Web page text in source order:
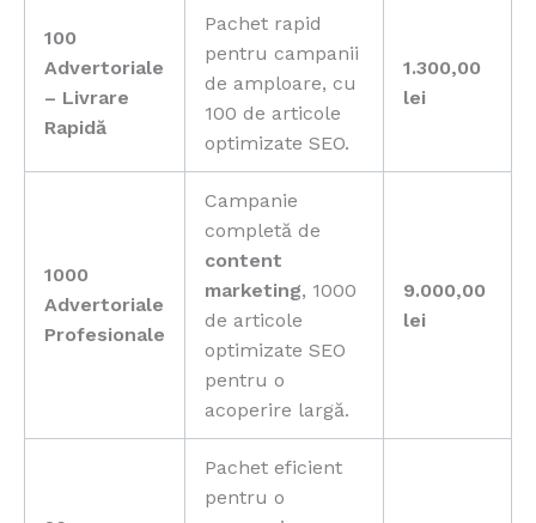
100
Advertoriale
– Livrare
Rapidă
Pachet rapid
pentru campanii
de amploare, cu
100 de articole
optimizate SEO.
1.300,00
lei
1000
Advertoriale
Profesionale
Campanie
completă de
content
marketing, 1000
de articole
optimizate SEO
pentru o
acoperire largă.
9.000,00
lei
Pachet eficient
pentru o